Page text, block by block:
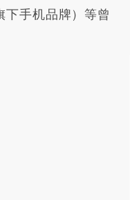
下手机品牌）等曾